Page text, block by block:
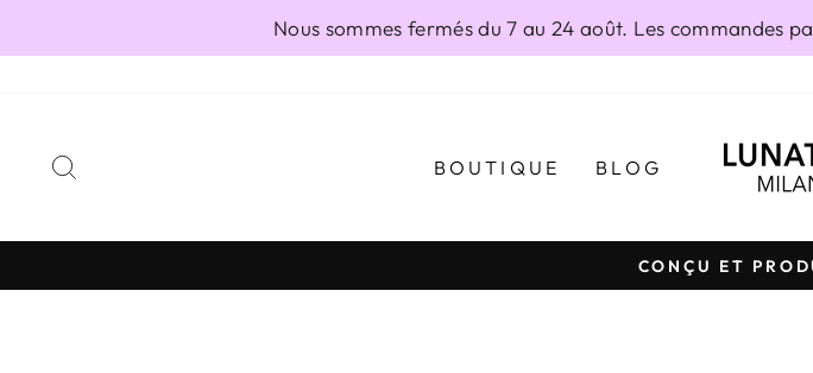
Nous sommes fermés du 7 au 24 août. Les commandes
BOUTIQUE BLOG
CONÇU ET